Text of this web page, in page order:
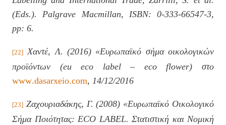
(Eds.). Palgrave Macmillan, ISBN: 0-333-66547-3,
pp: 6.
[22] Χαντέ, Λ. (2016) «Ευρωπαϊκό σήμα οικολογικών
προϊόντων (eu eco label– eco flower) στο
www.dasarxeio.com, 14/12/2016
[23] Ζαχουριαδάκης, Γ. (2008) «Ευρωπαϊκό Οικολογικό
Σήμα Ποιότητας: ECO LABEL. Στατιστική και Νομική